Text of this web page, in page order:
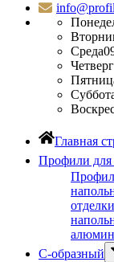
Среда
Четверг
Главная
Профили для
С-образный